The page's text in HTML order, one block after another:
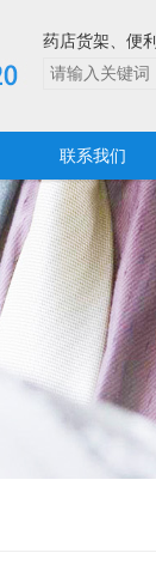
药店货架、便
联系我们